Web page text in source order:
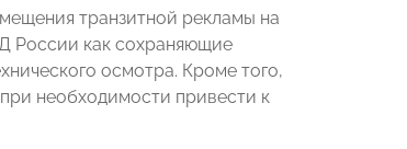
транзитной рекламы на
России как сохраняющие
осмотра. Кроме того,
необходимости привести к